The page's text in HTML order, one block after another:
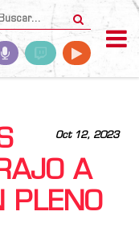
Oct 12, 2023
A
PLENO